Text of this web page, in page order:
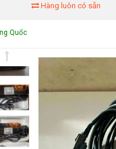
Hàng luôn có sẵn
Quốc